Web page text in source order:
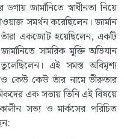
জার্মানিতে স্বাধীনতা নিয়ে
সমর্থন করেছিলেন। জার্মান
তাঁরা একজোট হয়েছিলেন, একটি
সামরিক মুক্তি অভিযান
এই সমস্ত অবিমৃশ্য
কেউ কেউ তাঁর নামে ভীরুতার
এক সভায় তিনি এই বিষয়ে
সভ্য ও মার্কসের পরিচিত